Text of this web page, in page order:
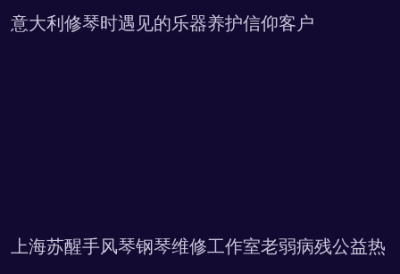
意大利修琴时遇见的乐器养护信仰客户
上海苏醒手风琴钢琴维修工作室老弱病残公益热